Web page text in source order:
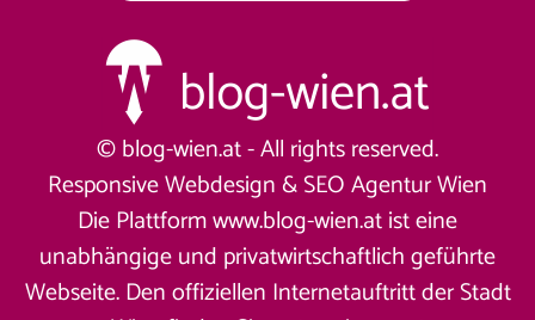
© blog-wien.at - All rights reserved.
Responsive Webdesign &SEO Agentur Wien
Die Plattform www.blog-wien.at ist eine
unabhängige und privatwirtschaftlich geführte
Webseite. Den offiziellen Internetauftritt der Stadt